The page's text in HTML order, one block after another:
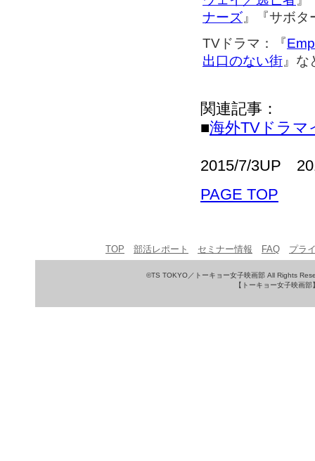
ナーズ 』『サボ
TVドラマ：『
出口のない街 』な
関連記事：
■海外TVドラマ
2015/7/3UP
PAGE TOP
TOP 部活レポート セミナー情報 FAQ プラ
©TS TOKYO／トーキョー女子映画部 All Rights
【トーキョー女子映画